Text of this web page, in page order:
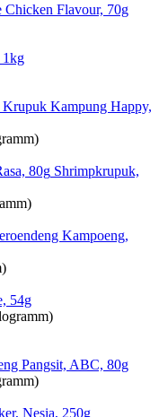
Chicken Flavour, 70g
Krupuk Kampung Happy,
Shrimpkrupuk,
Kampoeng,
54g
Pangsit, ABC, 80g
Nesia, 250g